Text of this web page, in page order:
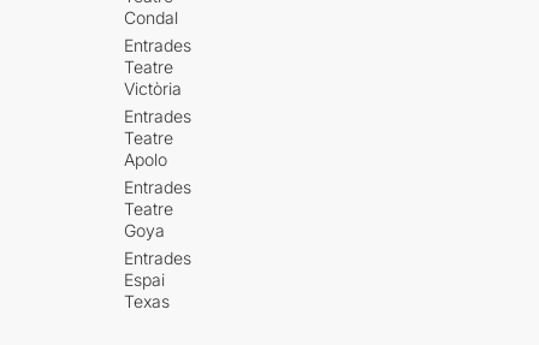
Condal
Entrades
Teatre
Victòria
Entrades
Teatre
Apolo
Entrades
Teatre
Goya
Entrades
Espai
Texas